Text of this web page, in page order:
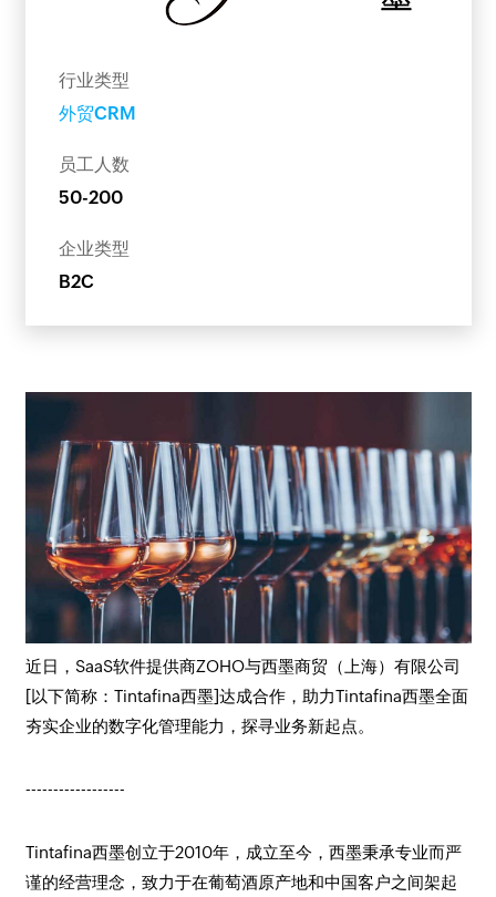
行业类型
外贸CRM
员工人数
50-200
企业类型
B2C
近日，SaaS软件提供商ZOHO与西墨商贸（上海）有限公司
[以下简称：Tintafina西墨]达成合作，助力Tintafina西墨全面
夯实企业的数字化管理能力，探寻业务新起点。
------------------
Tintafina西墨创立于2010年，成立至今，西墨秉承专业而严
谨的经营理念，致力于在葡萄酒原产地和中国客户之间架起